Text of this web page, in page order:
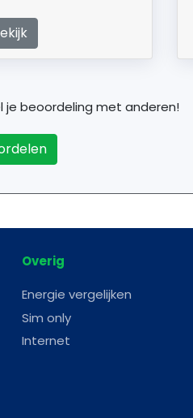
je beoordeling met anderen!
Overig
Energie vergelijken
Sim only
Internet